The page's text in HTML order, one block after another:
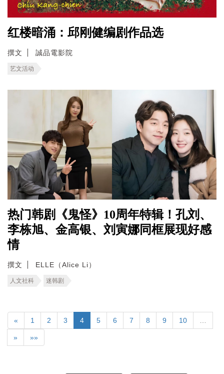
红楼暗涌：邱刚健编剧作品选
撰文 誠品電影院
艺文活动
热门韩剧《鬼怪》10周年特辑！孔刘、
李栋旭、金高银、刘寅娜同框展现好感
情
撰文 ELLE（Alice Li）
人文社科 迷韩剧
« 1 2 3 4 5 6 7 8 9 10
» »»